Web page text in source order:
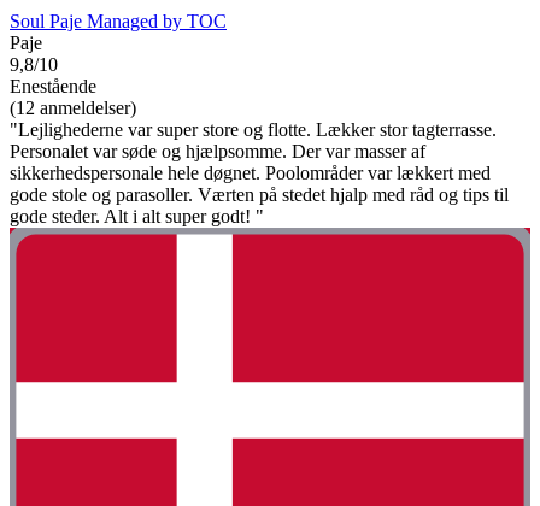
Soul Paje Managed by TOC
Paje
9,8/10
Enestående
(12 anmeldelser)
"Lejlighederne var super store og flotte. Lækker stor tagterrasse.
Personalet var søde og hjælpsomme. Der var masser af
sikkerhedspersonale hele døgnet. Poolområder var lækkert med
gode stole og parasoller. Værten på stedet hjalp med råd og tips til
gode steder. Alt i alt super godt! "